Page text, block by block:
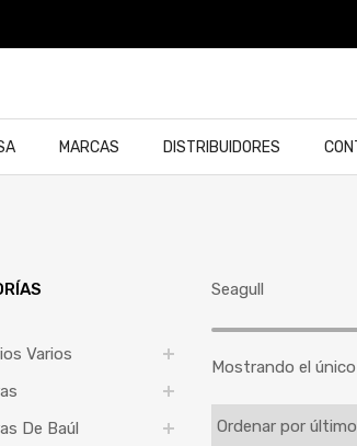
MARCAS DISTRIBUIDORES
Seagull
Mostrando el
Varios
De Baúl